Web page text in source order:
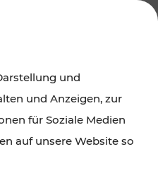
das Burgenland
und
und Anzeigen, zur
für Soziale Medien
auf unsere Website so